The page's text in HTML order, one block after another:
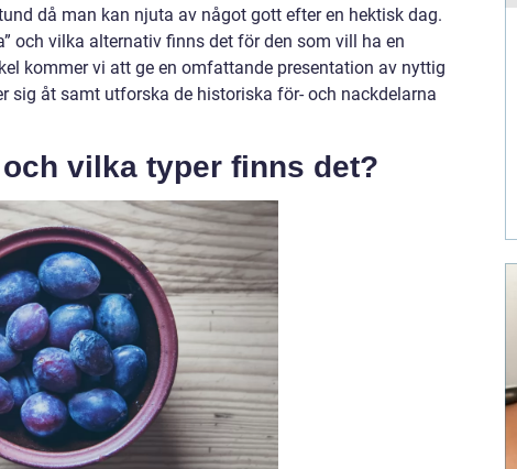
då man kan njuta av något gott efter en hektisk dag.
och vilka alternativ finns det för den som vill ha en
kommer vi att ge en omfattande presentation av nyttig
sig åt samt utforska de historiska för- och nackdelarna
vilka typer finns det?